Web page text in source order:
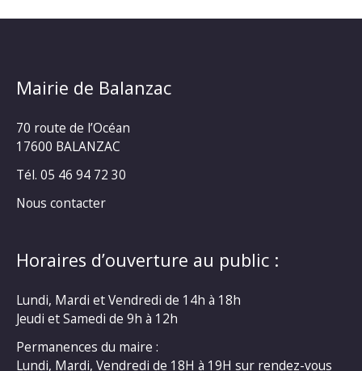
Mairie de Balanzac
70 route de l’Océan
17600 BALANZAC
Tél. 05 46 94 72 30
Nous contacter
Horaires d’ouverture au public :
Lundi, Mardi et Vendredi de 14h à 18h
Jeudi et Samedi de 9h à 12h
Permanences du maire :
Lundi, Mardi, Vendredi de 18H à 19H sur rendez-vous